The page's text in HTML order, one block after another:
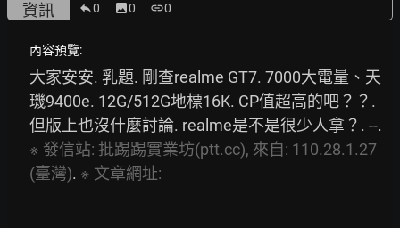
資訊 0 image0 link0
內容預覽:
大家安安. 乳題. 剛查realme GT7. 7000大電量、天
璣9400e. 12G/512G地標16K. CP值超高的吧？？.
※ 發信站: 批踢踢實業坊(ptt.cc), 來自: 110.28.1.27
(臺灣). ※ 文章網址: